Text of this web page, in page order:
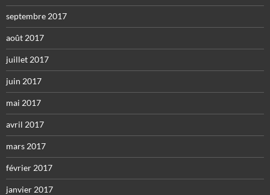
septembre 2017
août 2017
juillet 2017
juin 2017
mai 2017
avril 2017
mars 2017
février 2017
janvier 2017